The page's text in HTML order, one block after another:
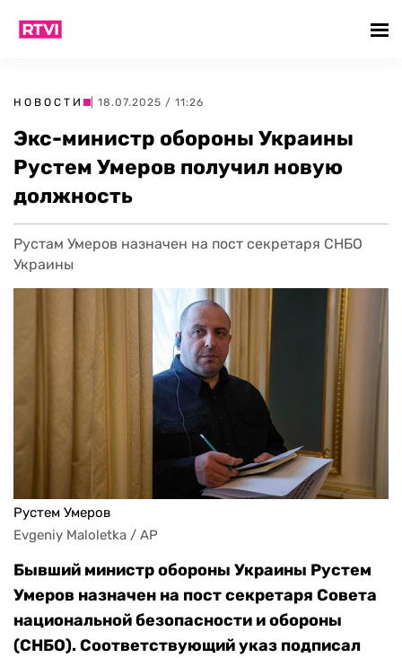
НОВОСТИ | 18.07.2025 / 11:26
Экс-министр обороны Украины
Рустем Умеров получил новую
должность
Рустам Умеров назначен на пост секретаря СНБО
Украины
Рустем Умеров
Evgeniy Maloletka / AP
Бывший министр обороны Украины Рустем
Умеров назначен на пост секретаря Совета
национальной безопасности и обороны
(СНБО). Соответствующий указ подписал